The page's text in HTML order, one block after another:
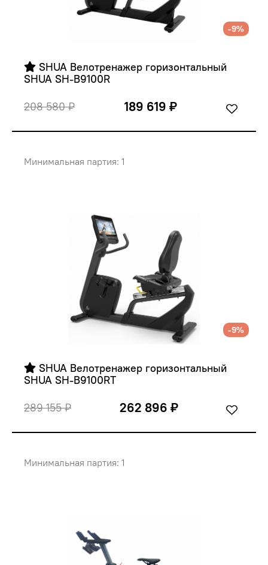
-9%
SHUA Велотренажер горизонтальный
SHUA SH-B9100R
208 580 ₽
189 619 ₽
Минимальная партия: 1
-9%
SHUA Велотренажер горизонтальный
SHUA SH-B9100RT
289 155 ₽
262 896 ₽
Минимальная партия: 1